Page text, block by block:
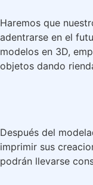
Haremos que
adentrarse en el
modelos en 3D,
objetos dando
Después del
imprimir sus
podrán llevarse